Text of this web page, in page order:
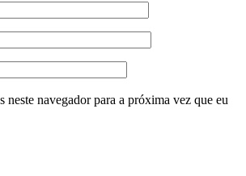
neste navegador para a próxima vez que eu